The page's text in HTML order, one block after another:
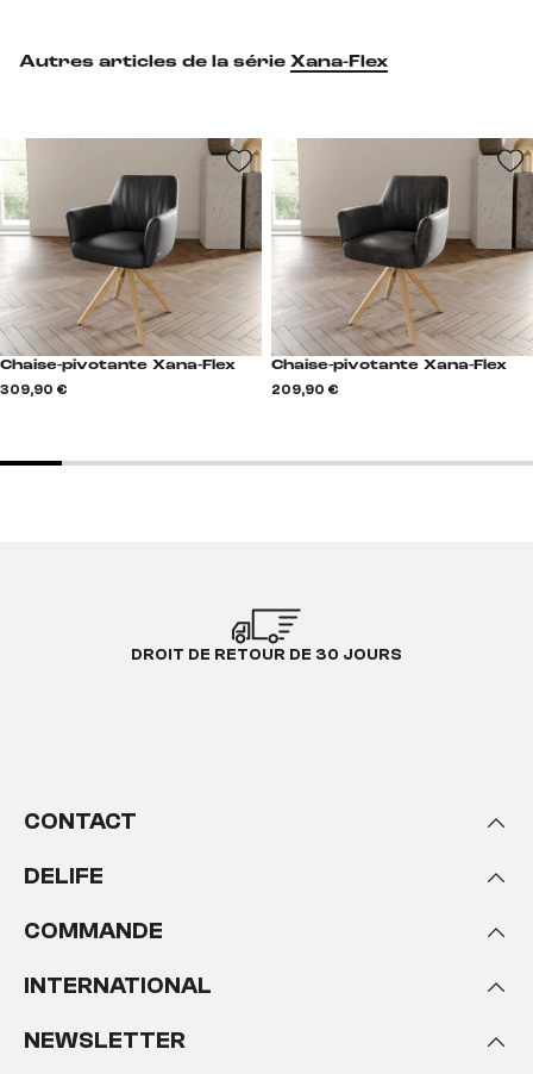
Autres articles de la série Xana-Flex
Chaise-pivotante Xana-Flex
309,90 €
Chaise-pivotante Xana-Flex
209,90 €
DROIT DE RETOUR DE 30 JOURS
CONTACT
DELIFE
COMMANDE
INTERNATIONAL
NEWSLETTER